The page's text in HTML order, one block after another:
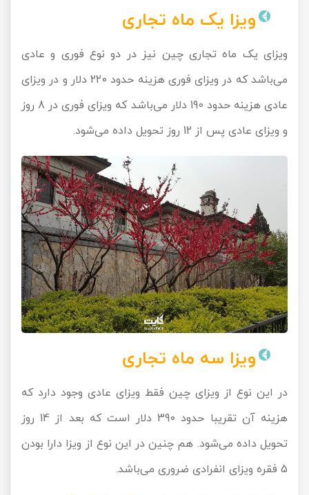
ویزا یک ماه تجاری
ویزای یک ماه تجاری چین نیز در دو نوع فوری و عادی
می‌باشد که در ویزای فوری هزینه حدود 220 دلار و در ویزای
عادی هزینه حدود 190 دلار می‌باشد که ویزای فوری در 8 روز
و ویزای عادی پس از 12 روز تحویل داده می‌شود.
ویزا سه ماه تجاری
در این نوع از ویزای چین فقط ویزای عادی وجود دارد که
هزینه آن تقریبا حدود 390 دلار است که بعد از 14 روز
تحویل داده می‌شود. هم‌ چنین در این نوع از ویزا دارا بودن
5 فقره ویزای انفرادی ضروری می‌باشد.